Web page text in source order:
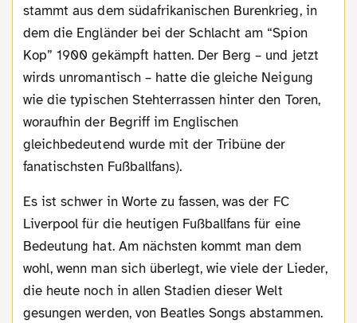
stammt aus dem südafrikanischen Burenkrieg, in
dem die Engländer bei der Schlacht am “Spion
Kop” 1900 gekämpft hatten. Der Berg – und jetzt
wirds unromantisch – hatte die gleiche Neigung
wie die typischen Stehterrassen hinter den Toren,
woraufhin der Begriff im Englischen
gleichbedeutend wurde mit der Tribüne der
fanatischsten Fußballfans).
Es ist schwer in Worte zu fassen, was der FC
Liverpool für die heutigen Fußballfans für eine
Bedeutung hat. Am nächsten kommt man dem
wohl, wenn man sich überlegt, wie viele der Lieder,
die heute noch in allen Stadien dieser Welt
gesungen werden, von Beatles Songs abstammen.